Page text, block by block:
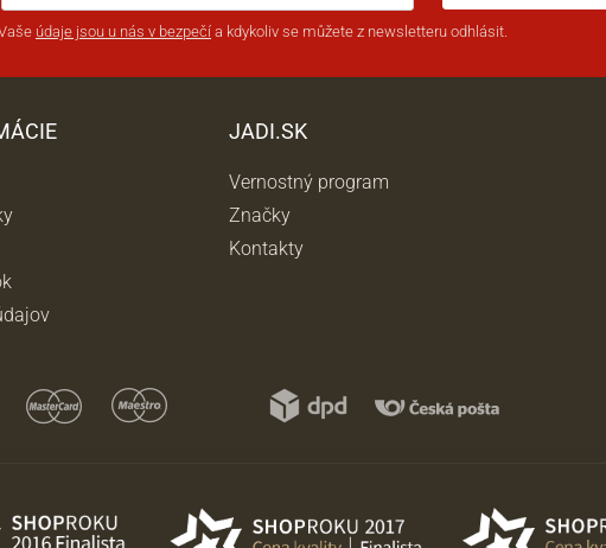
údaje jsou u nás v bezpečí a kdykoliv se můžete z newsletteru odhlásit.
JADI.SK
Vernostný program
Značky
Kontakty